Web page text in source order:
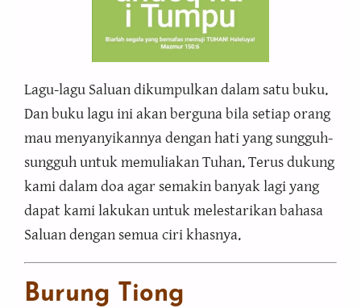
Lagu-lagu Saluan dikumpulkan dalam satu buku.
Dan buku lagu ini akan berguna bila setiap orang
mau menyanyikannya dengan hati yang sungguh-
sungguh untuk memuliakan Tuhan. Terus dukung
kami dalam doa agar semakin banyak lagi yang
dapat kami lakukan untuk melestarikan bahasa
Saluan dengan semua ciri khasnya.
Burung Tiong